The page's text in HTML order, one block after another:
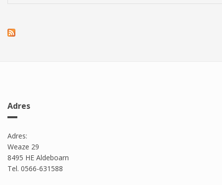
Adres
Adres:
Weaze 29
8495 HE Aldeboarn
Tel. 0566-631588